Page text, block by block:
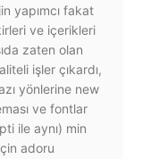
yapımcı fakat
ve içerikleri
zaten olan
işler çıkardı,
yönlerine new
ve fontlar
ile aynı) min
adoru